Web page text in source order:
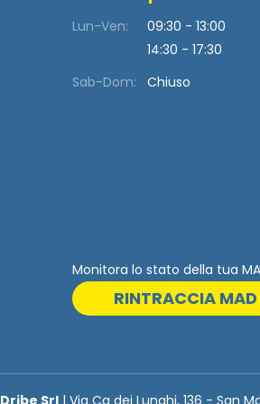
Lun-Ven:
09:30 - 13:00
14:30 - 17:30
Sab-Dom:
Chiuso
Monitora lo stato della tua
RINTRACCIA MAD
Dribe Srl| Via Ca dei Lunghi, 136 - San